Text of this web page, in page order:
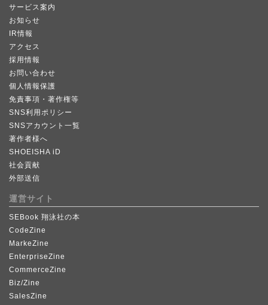
サービス案内
お知らせ
IR情報
アクセス
採用情報
お問い合わせ
個人情報保護
免責事項・著作権等
SNS利用ポリシー
SNSアカウント一覧
著作者様へ
SHOEISHA iD
社会貢献
外部送信
運営サイト
SEBook 翔泳社の本
CodeZine
MarkeZine
EnterpriseZine
CommerceZine
Biz/Zine
SalesZine